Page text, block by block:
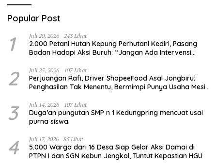
Popular Post
1 Juli 20, 2026 243 Lihat
2.000 Petani Hutan Kepung Perhutani Kediri, Pasang
Badan Hadapi Aksi Buruh: “Jangan Ada Intervensi
2 Juli 25, 2026 107 Lihat
Perjuangan Rafi, Driver ShopeeFood Asal Jongbiru:
Penghasilan Tak Menentu, Bermimpi Punya Usaha Mesin
3 Juli 14, 2026 107 Lihat
Duga’an pungutan SMP n 1 Kedungpring mencuat usai
purna siswa.
4 Juli 17, 2026 85 Lihat
5.000 Warga dari 16 Desa Siap Gelar Aksi Damai di
PTPN I dan SGN Kebun Jengkol, Tuntut Kepastian HGU